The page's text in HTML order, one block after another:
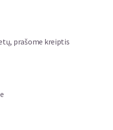
partneriai – Klaipėdos
vadovas – Mindaugas
/ JAV)
prašome kreiptis